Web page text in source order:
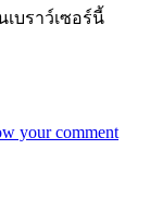
บราว์เซอร์นี้
your comment